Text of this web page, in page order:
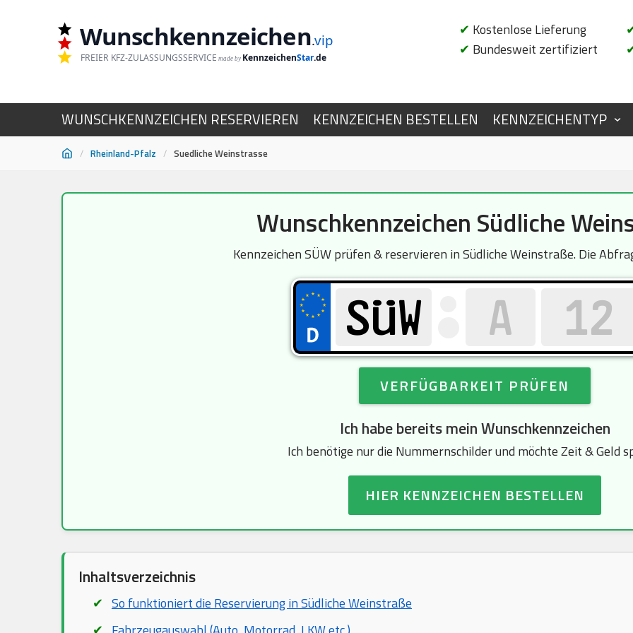
Wunschkennzeichen.vip
FREIER KFZ-ZULASSUNGSSERVICE made by KennzeichenStar.de
✔ Kostenlose Lieferung
✔ Bundesweit zertifiziert
WUNSCHKENNZEICHEN RESERVIEREN KENNZEICHEN BESTELLEN KENNZEICHENTYP
/ Rheinland-Pfalz / Suedliche Weinstrasse
Wunschkennzeichen Südliche
Kennzeichen SÜW prüfen & reservieren in Südliche Weinstraße. Die
VERFÜGBARKEIT PRÜFEN
Ich habe bereits mein Wunschkennzeichen
Ich benötige nur die Nummernschilder und möchte Zeit & Geld
HIER KENNZEICHEN BESTELLEN
Inhaltsverzeichnis
So funktioniert die Reservierung in Südliche Weinstraße